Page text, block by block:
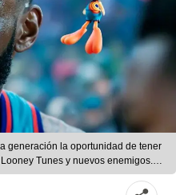
generación la oportunidad de tener
Tunes y nuevos enemigos.